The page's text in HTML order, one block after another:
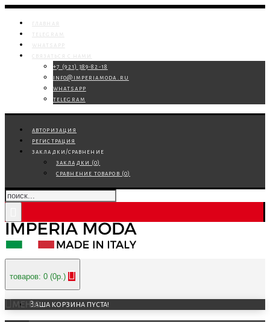
главная
telegram
whatsapp
связаться с нами
+7 (921) 389-82-18
info@imperiamoda.ru
whatsapp
telegram
авторизация
регистрация
закладки/сравнение
закладки (0)
сравнение товаров (0)
товаров: 0 (0р.)
Ваша корзина пуста!
МЕНЮ